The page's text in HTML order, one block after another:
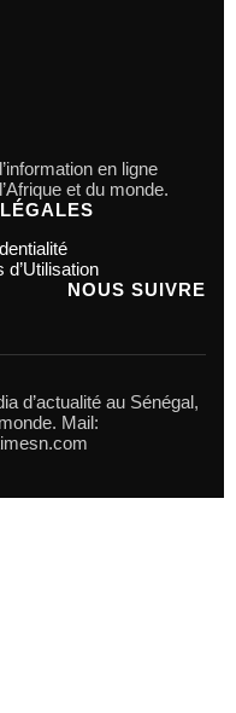
en ligne
et du monde.
NOUS SUIVRE
d’actualité au Sénégal,
Mail: